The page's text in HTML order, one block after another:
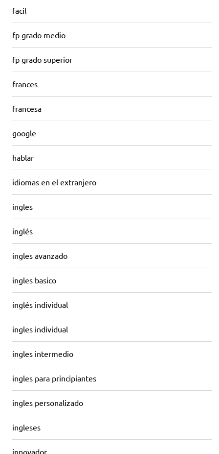
facil
fp grado medio
fp grado superior
frances
francesa
google
hablar
idiomas en el extranjero
ingles
inglés
ingles avanzado
ingles basico
inglés individual
ingles individual
ingles intermedio
ingles para principiantes
ingles personalizado
ingleses
innovador